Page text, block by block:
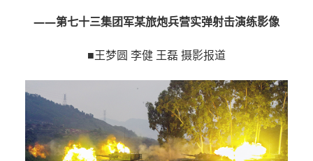
——第七十三集团军某旅炮兵营实弹射击演练影像
■王梦圆 李健 王磊 摄影报道